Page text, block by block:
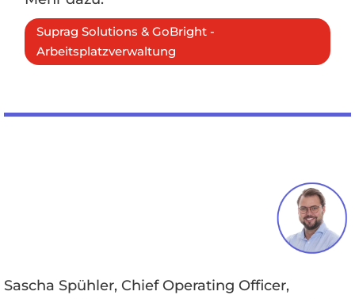
Suprag Solutions & GoBright -
Arbeitsplatzverwaltung
Sascha Spühler, Chief Operating Officer,